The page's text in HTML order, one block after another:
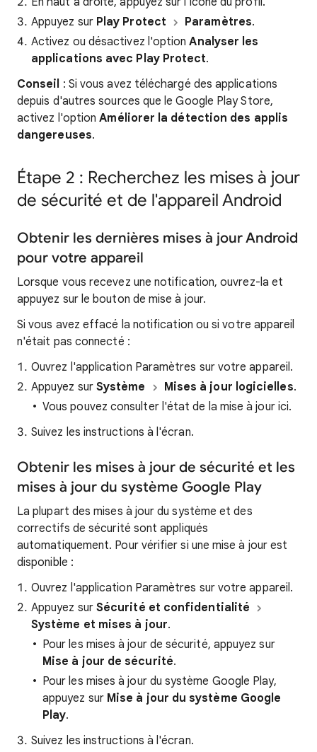
Appuyez sur Play Protect Paramètres.
Activez ou désactivez l'optionAnalyser les
applications avec Play Protect.
Conseil : Si vous avez téléchargé des applications
depuis d'autres sources que le Google Play Store,
activez l'optionAméliorer la détection des applis
dangereuses.
Étape 2 : Recherchez les mises à jour
de sécurité et de l'appareil Android
Obtenir les dernières mises à jour Android
pour votre appareil
Lorsque vous recevez une notification, ouvrez-la et
appuyez sur le bouton de mise à jour.
Si vous avez effacé la notification ou si votre appareil
n'était pas connecté :
Ouvrez l'application Paramètres sur votre appareil.
Appuyez sur Système Mises à jour logicielles.
Vous pouvez consulter l'état de la mise à jour ici.
Suivez les instructions à l'écran.
Obtenir les mises à jour de sécurité et les
mises à jour du système Google Play
La plupart des mises à jour du système et des
correctifs de sécurité sont appliqués
automatiquement. Pour vérifier si une mise à jour est
disponible :
Ouvrez l'application Paramètres sur votre appareil.
Appuyez sur Sécurité et confidentialité
Système et mises à jour.
Pour les mises à jour de sécurité, appuyez sur
Mise à jour de sécurité.
Pour les mises à jour du système Google Play,
appuyez sur Mise à jour du système Google
Play.
Suivez les instructions à l'écran.